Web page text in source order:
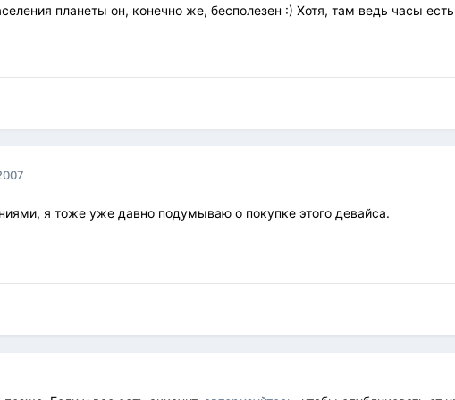
планеты он, конечно же, бесполезен :) Хотя, там ведь часы
я тоже уже давно подумываю о покупке этого девайса.